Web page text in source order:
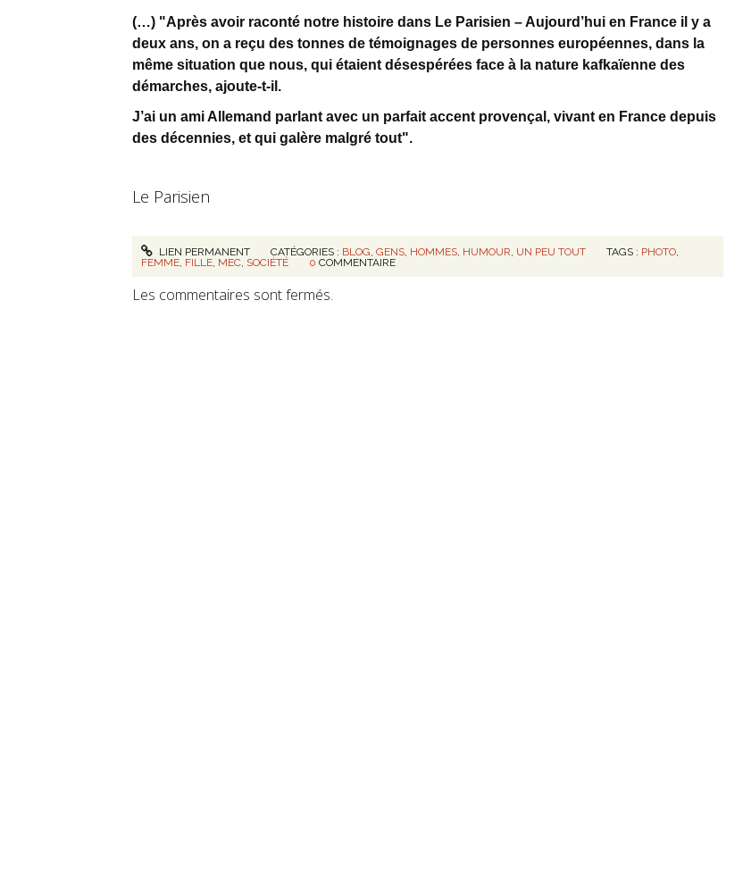
(…) "Après avoir raconté notre histoire dans Le Parisien – Aujourd’hui en France il y a
deux ans, on a reçu des tonnes de témoignages de personnes européennes, dans la
même situation que nous, qui étaient désespérées face à la nature kafkaïenne des
démarches, ajoute-t-il.
J’ai un ami Allemand parlant avec un parfait accent provençal, vivant en France depuis
des décennies, et qui galère malgré tout".
Le Parisien
LIEN PERMANENT CATÉGORIES : BLOG,GENS, HOMMES, HUMOUR, UN PEU TOUT TAGS : PHOTO,
FEMME, FILLE, MEC, SOCIÉTÉ 0 COMMENTAIRE
Les commentaires sont fermés.